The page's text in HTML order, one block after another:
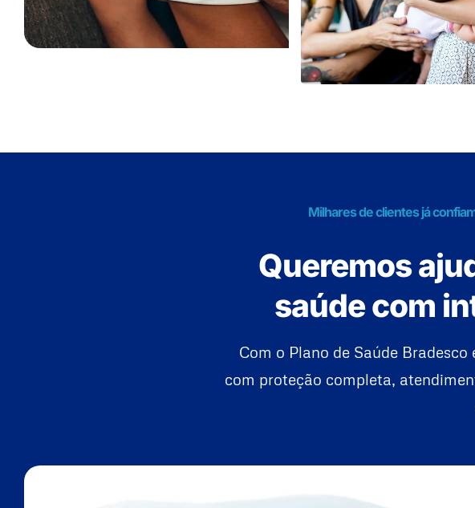
Milhares de clientes já
Queremos
saúde com
Com o Plano de Saúde
com proteção completa,